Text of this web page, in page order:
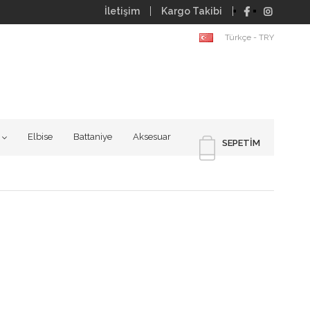
İletişim Kargo Takibi
Türkçe - TRY
SEPETIM
Elbise Battaniye Aksesuar